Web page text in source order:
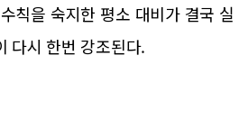
칙을 숙지한 평소 대비가 결국 실
다시 한번 강조된다.